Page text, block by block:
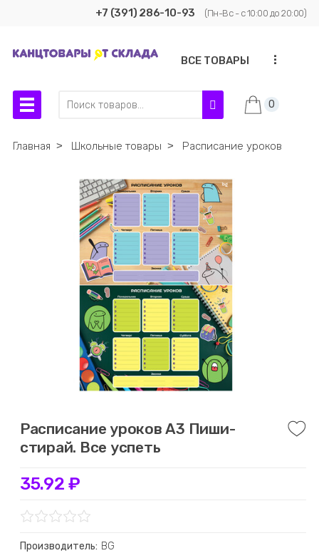
+7 (391) 286-10-93 (Пн-Вс - с 10:00 до 20:00)
ВСЕ ТОВАРЫ ...
0
Главная ˃ Школьные товары ˃ Расписание уроков
Расписание уроков А3 Пиши-
стирай. Все успеть
35.92 ₽
Производитель: BG